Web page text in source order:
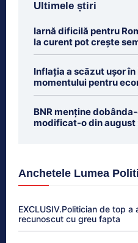
Ultimele știri
Iarnă dificilă pentru
la curent pot crește
Inflația a scăzut ușor
momentului pentru
BNR menține
modificat-o din august
Anchetele Lumea
EXCLUSIV.Politician de top
recunoscut cu greu fapta